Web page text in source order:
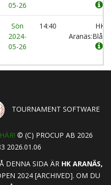
05-26
Sön
2024-
05-26
14:40
HK
Aranäs:Blå
TOURNAMENT SOFTWARE
© (C) PROCUP AB 2026
2026.01.06
DENNA SIDA ÄR HK ARANÄS,
2024 [ARCHIVED]. OM DU